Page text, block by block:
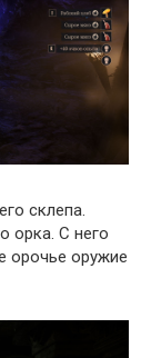
склепа.
орка. С него
орочье оружие